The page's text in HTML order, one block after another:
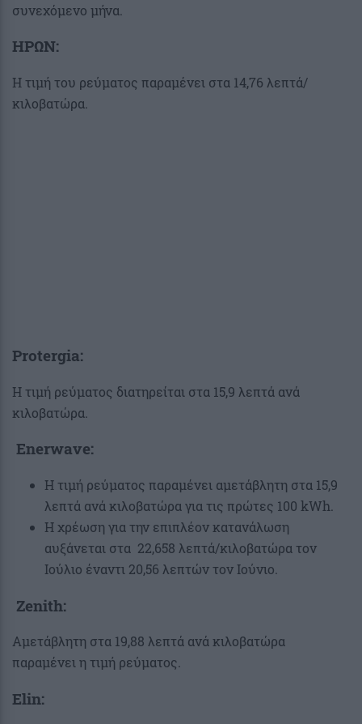
συνεχόμενο μήνα.
ΗΡΩΝ:
Η τιμή του ρεύματος παραμένει στα 14,76 λεπτά/
κιλοβατώρα.
Protergia:
Η τιμή ρεύματος διατηρείται στα 15,9 λεπτά ανά
κιλοβατώρα.
Enerwave:
Η τιμή ρεύματος παραμένει αμετάβλητη στα 15,9
λεπτά ανά κιλοβατώρα για τις πρώτες 100 kWh.
Η χρέωση για την επιπλέον κατανάλωση
αυξάνεται στα 22,658 λεπτά/κιλοβατώρα τον
Ιούλιο έναντι 20,56 λεπτών τον Ιούνιο.
Zenith:
Αμετάβλητη στα 19,88 λεπτά ανά κιλοβατώρα
παραμένει η τιμή ρεύματος.
Elin: